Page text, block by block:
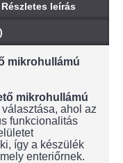
Részletes leírás
mikrohullámú
mikrohullámú
ahol az
funkcionalitás
így a készülék
enteriőrnek.